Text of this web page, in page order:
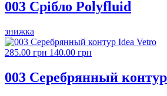
003 Срібло Polyfluid
знижка
285.00 грн 140.00 грн
003 Серебрянный